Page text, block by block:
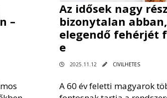
–
Az idősek nagy
bizonytalan
elegendő fehérjét
e
2025.11.12 CIVILHETES
A 60 év feletti magyarok